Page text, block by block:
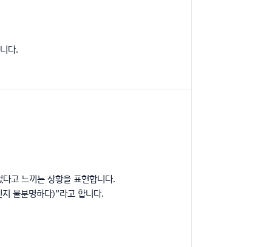
다.
고 느끼는 상황을 표현합니다.
불분명하다)”라고 합니다.